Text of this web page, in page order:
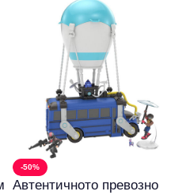
-50%
Автентичното превозно